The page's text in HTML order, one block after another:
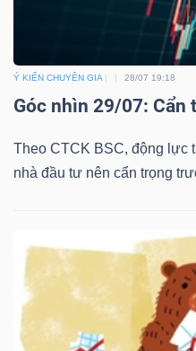
Ý KIẾN CHUYÊN GIA 28/07 19:18
Góc nhìn 29/07: Cẩn
Theo CTCK BSC, động lực
nhà đầu tư nên cẩn trọng